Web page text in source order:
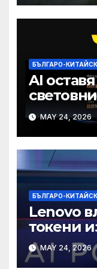
БЪЛГАРО-
AI
MAY 24, 2026
БЪЛГАРО-
Lenovo
токени
мощност
MAY 24, 2026